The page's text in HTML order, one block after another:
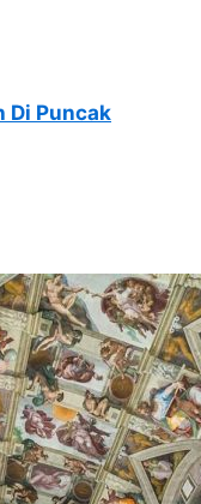
Di Puncak